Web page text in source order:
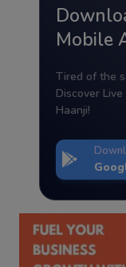
Mobile
Tired of the
Discover
Haanji!